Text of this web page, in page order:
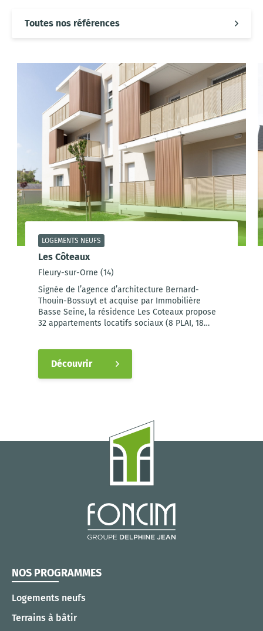
Toutes nos références
LOGEMENTS NEUFS
Les Côteaux
Fleury-sur-Orne (14)
Signée de l’agence d’architecture Bernard-
Thouin-Bossuyt et acquise par Immobilière
Basse Seine, la résidence Les Coteaux propose
32 appartements locatifs sociaux (8 PLAI, 18
Découvrir
NOS PROGRAMMES
Logements neufs
Terrains à bâtir